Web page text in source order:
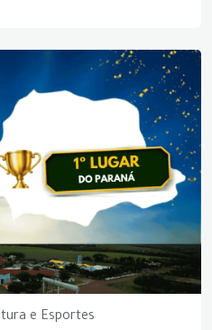
e Esportes